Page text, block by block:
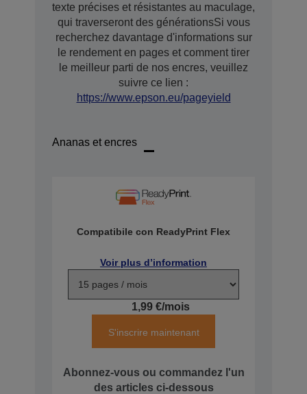
texte précises et résistantes au maculage,
qui traverseront des générationsSi vous
recherchez davantage d'informations sur
le rendement en pages et comment tirer
le meilleur parti de nos encres, veuillez
suivre ce lien :
https://www.epson.eu/pageyield
Ananas et encres
Compatibile con ReadyPrint Flex
Voir plus d’information
1,99 €/mois
S'inscrire maintenant
Abonnez-vous ou commandez l'un
des articles ci-dessous